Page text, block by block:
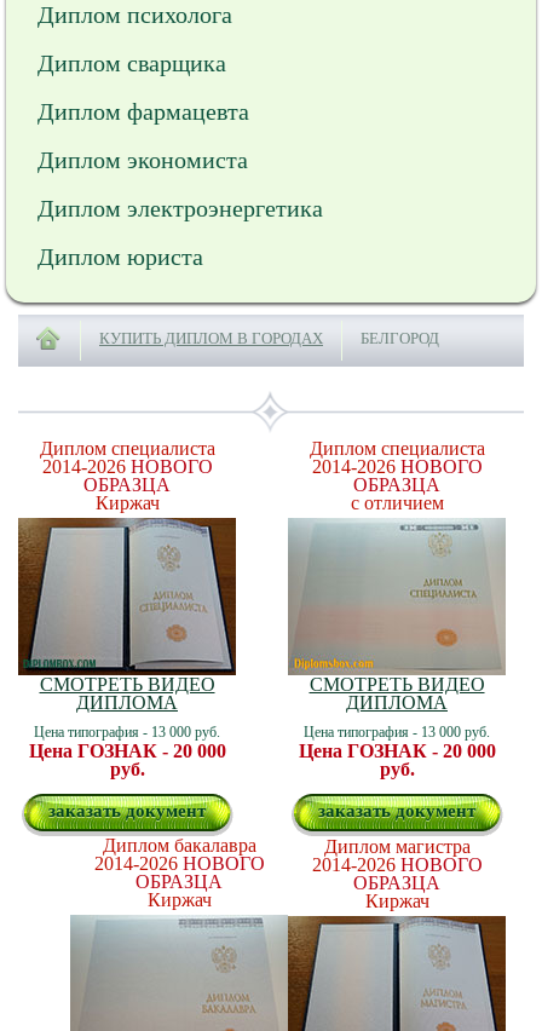
Диплом психолога
Диплом сварщика
Диплом фармацевта
Диплом экономиста
Диплом электроэнергетика
Диплом юриста
КУПИТЬ ДИПЛОМ В ГОРОДАХ БЕЛГОРОД
Диплом специалиста
2014-2026 НОВОГО
ОБРАЗЦА
Киржач
СМОТРЕТЬ ВИДЕО
ДИПЛОМА
Цена типография - 13 000 руб.
Цена ГОЗНАК - 20 000
руб.
заказать документ
Диплом специалиста
2014-2026 НОВОГО
ОБРАЗЦА
с отличием
СМОТРЕТЬ ВИДЕО
ДИПЛОМА
Цена типография - 13 000 руб.
Цена ГОЗНАК - 20 000
руб.
заказать документ
Диплом бакалавра
2014-2026 НОВОГО
ОБРАЗЦА
Киржач
Диплом магистра
2014-2026 НОВОГО
ОБРАЗЦА
Киржач